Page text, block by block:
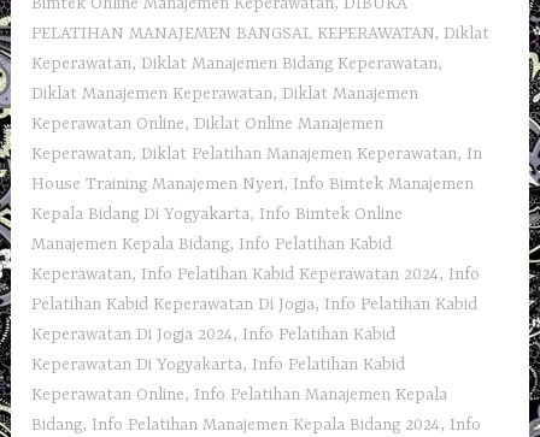
Bimtek Online Manajemen Keperawatan,DIBUKA
PELATIHAN MANAJEMEN BANGSAL KEPERAWATAN,Diklat
Keperawatan,Diklat Manajemen Bidang Keperawatan,
Diklat Manajemen Keperawatan,Diklat Manajemen
Keperawatan Online,Diklat Online Manajemen
Keperawatan,Diklat Pelatihan Manajemen Keperawatan, In
House Training Manajemen Nyeri, Info Bimtek Manajemen
Kepala Bidang Di Yogyakarta, Info Bimtek Online
Manajemen Kepala Bidang, Info Pelatihan Kabid
Keperawatan, Info Pelatihan Kabid Keperawatan 2024, Info
Pelatihan Kabid Keperawatan Di Jogja, Info Pelatihan Kabid
Keperawatan Di Jogja 2024, Info Pelatihan Kabid
Keperawatan Di Yogyakarta, Info Pelatihan Kabid
Keperawatan Online, Info Pelatihan Manajemen Kepala
Bidang, Info Pelatihan Manajemen Kepala Bidang 2024, Info